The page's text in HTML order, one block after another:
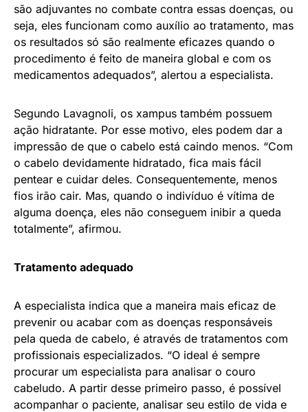
são adjuvantes no combate contra essas doenças, ou
seja, eles funcionam como auxílio ao tratamento, mas
os resultados só são realmente eficazes quando o
procedimento é feito de maneira global e com os
medicamentos adequados”, alertou a especialista.
Segundo Lavagnoli, os xampus também possuem
ação hidratante. Por esse motivo, eles podem dar a
impressão de que o cabelo está caindo menos. “Com
o cabelo devidamente hidratado, fica mais fácil
pentear e cuidar deles. Consequentemente, menos
fios irão cair. Mas, quando o indivíduo é vítima de
alguma doença, eles não conseguem inibir a queda
totalmente”, afirmou.
Tratamento adequado
A especialista indica que a maneira mais eficaz de
prevenir ou acabar com as doenças responsáveis
pela queda de cabelo, é através de tratamentos com
profissionais especializados. “O ideal é sempre
procurar um especialista para analisar o couro
cabeludo. A partir desse primeiro passo, é possível
acompanhar o paciente, analisar seu estilo de vida e